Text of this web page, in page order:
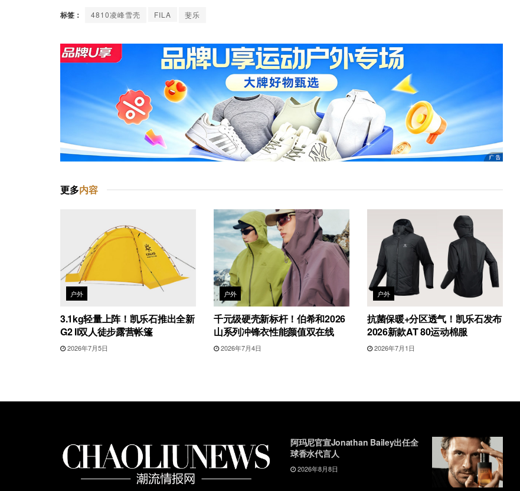
标签： 4810凌峰雪壳 FILA 斐乐
更多内容
户外
3.1kg轻量上阵！凯乐石推出全新
G2 II双人徒步露营帐篷
2026年7月5日
户外
千元级硬壳新标杆！伯希和2026
山系列冲锋衣性能颜值双在线
2026年7月4日
户外
抗菌保暖+分区透气！凯乐石发布
2026新款AT 80运动棉服
2026年7月1日
阿玛尼官宣Jonathan Bailey出任全
球香水代言人
2026年8月8日